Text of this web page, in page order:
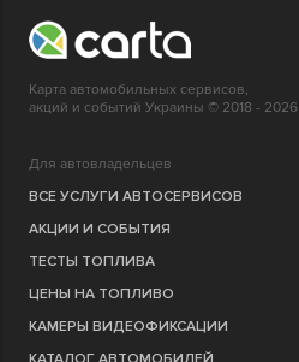
Карта автомобильных сервисов,
акций и событий Украины © 2018 - 2026
Для автовладельцев
ВСЕ УСЛУГИ АВТОСЕРВИСОВ
АКЦИИ И СОБЫТИЯ
ТЕСТЫ ТОПЛИВА
ЦЕНЫ НА ТОПЛИВО
КАМЕРЫ ВИДЕОФИКСАЦИИ